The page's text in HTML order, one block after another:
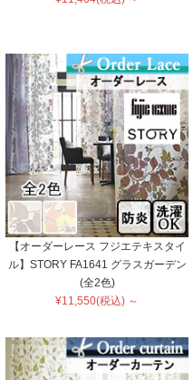
【オーダーレース フジエテキスタイ
ル】STORY FA1641 グラスガーデン
(全2色)
¥11,550(税込) ～